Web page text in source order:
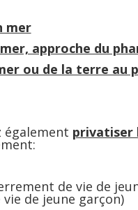
mer
approche du
ou de la terre au
également privatiser
de vie de
de jeune garçon)